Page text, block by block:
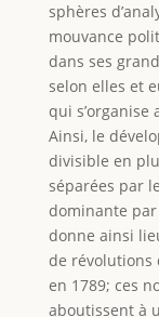
sphères
mouvance
dans ses
selon elles et
qui
Ainsi, le
divisible en
séparées par
dominante par
donne ainsi
de révolutions
en 1789; ces
aboutissent à